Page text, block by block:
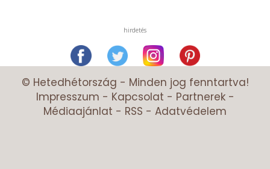
hirdetés
© Hetedhétország - Minden jog fenntartva!
Impresszum - Kapcsolat - Partnerek-
Médiaajánlat - RSS - Adatvédelem